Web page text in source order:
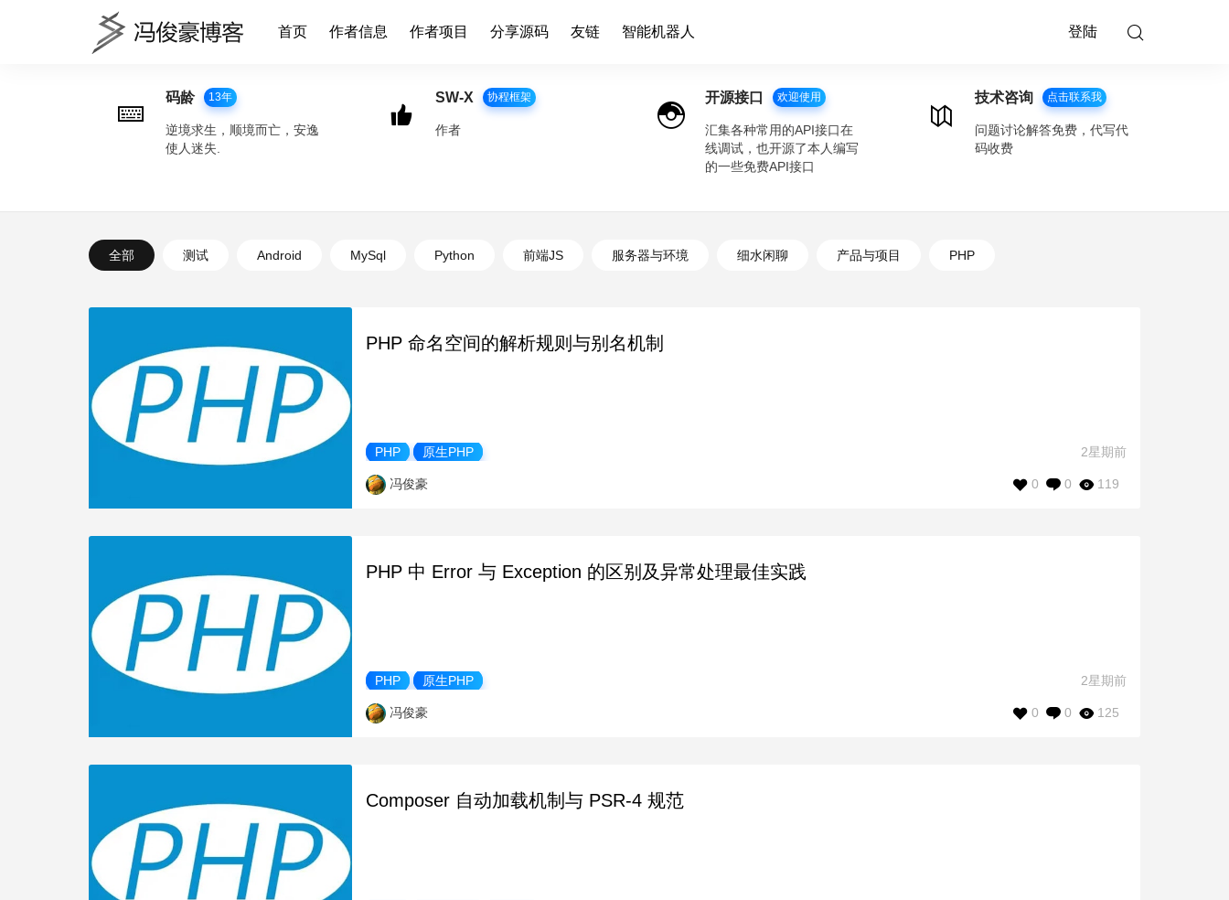
首页 作者信息 作者项目 分享源码 友链 智能机器人 登陆
码龄 13年
逆境求生，顺境而亡，安逸
使人迷失.
SW-X 协程框架
作者
开源接口 欢迎使用
汇集各种常用的API接口在
线调试，也开源了本人编写
的一些免费API接口
技术咨询 点击联系我
问题讨论解答免费，代写代
码收费
全部 测试 Android MySql Python 前端JS 服务器与环境 细水闲聊 产品与项目 PHP
PHP 命名空间的解析规则与别名机制
PHP 原生PHP 2星期前
冯俊豪 119
0
0
PHP 中 Error 与 Exception 的区别及异常处理最佳实践
PHP 原生PHP 2星期前
冯俊豪 125
0
0
Composer 自动加载机制与 PSR-4 规范